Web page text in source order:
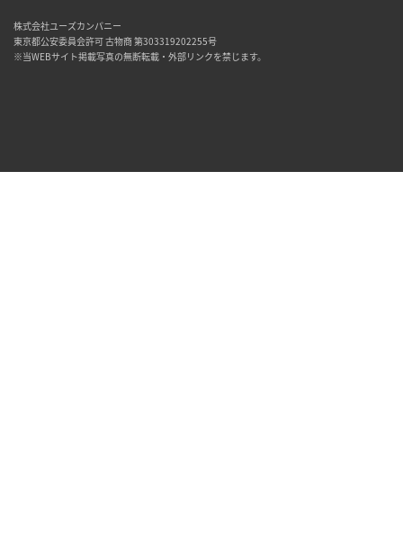
株式会社ユーズカンパニー
東京都公安委員会許可 古物商 第303319202255号
※当WEBサイト掲載写真の無断転載・外部リンクを禁じます。